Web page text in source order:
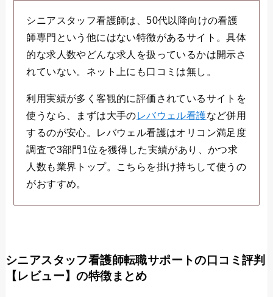
シニアスタッフ看護師は、50代以降向けの看護
師専門という他にはない特徴があるサイト。具体
的な求人数やどんな求人を扱っているかは開示さ
れていない。ネット上にも口コミは無し。
利用実績が多く客観的に評価されているサイトを
使うなら、まずは大手のレバウェル看護など併用
するのが安心。レバウェル看護はオリコン満足度
調査で3部門1位を獲得した実績があり、かつ求
人数も業界トップ。こちらを掛け持ちして使うの
がおすすめ。
シニアスタッフ看護師転職サポートの口コミ評判
【レビュー】の特徴まとめ